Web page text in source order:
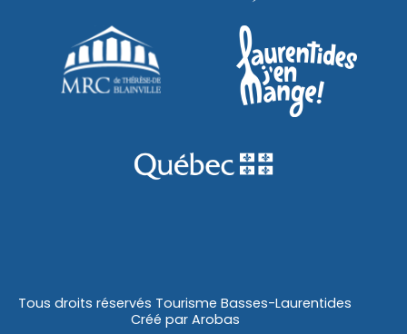
Tous droits réservés Tourisme Basses-Laurentides
Créé par Arobas